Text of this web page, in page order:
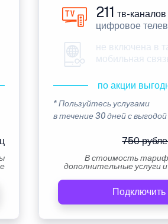
211 тв-каналов
цифровое
не включена в
мобильная
по акции
* Пользуйтесь услугами
в течение 30 дней с выгодой
750
В стоимость
дополнительные услуги
Подключить